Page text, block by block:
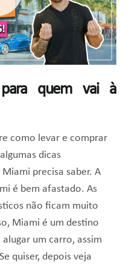
para quem vai à
como levar e comprar
dicas
precisa saber. A
é bem afastado. As
não ficam muito
Miami é um destino
um carro, assim
quiser, depois veja